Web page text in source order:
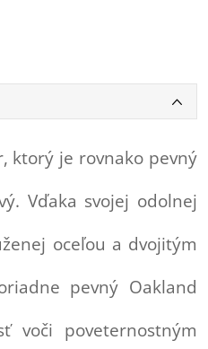
ktorý je rovnako pevný
Vďaka svojej odolnej
oceľou a dvojitým
pevný Oakland
voči poveternostným